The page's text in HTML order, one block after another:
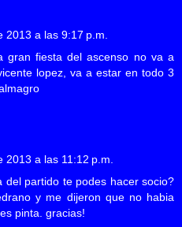
2013 a las 9:17 p.m.
gran fiesta del ascenso no va a
lopez, va a estar en todo 3
2013 a las 11:12 p.m.
del partido te podes hacer socio?
y me dijeron que no habia
pinta. gracias!